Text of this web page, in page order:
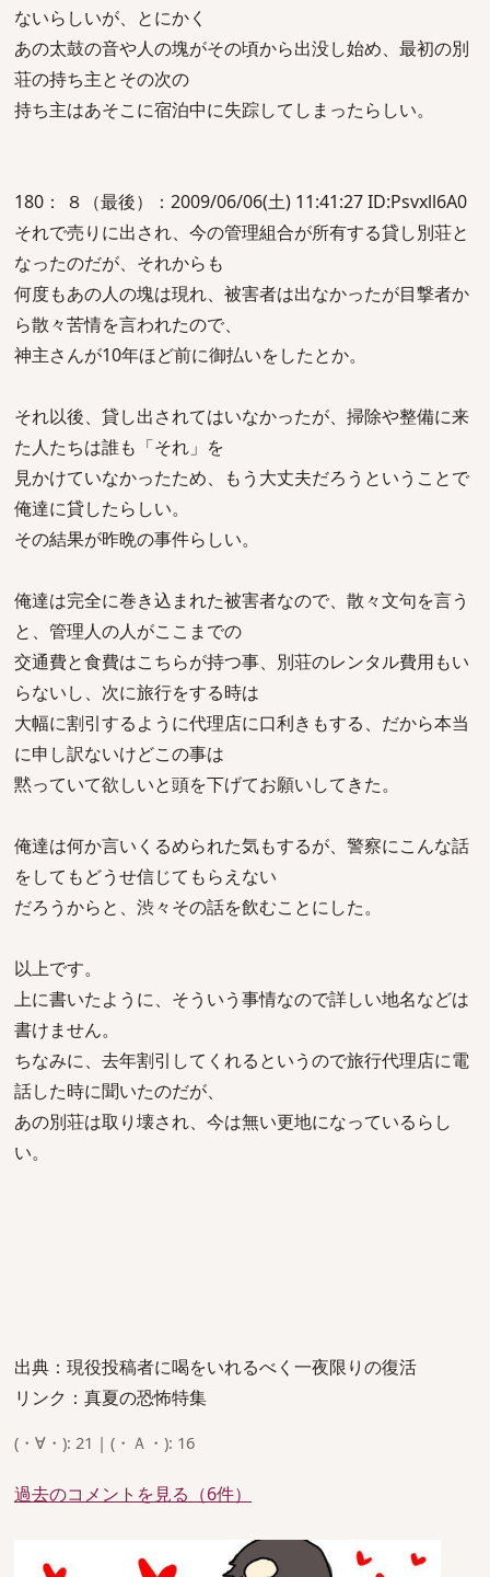
ないらしいが、とにかく
あの太鼓の音や人の塊がその頃から出没し始め、最初の別
荘の持ち主とその次の
持ち主はあそこに宿泊中に失踪してしまったらしい。
180： ８（最後）：2009/06/06(土) 11:41:27 ID:Psvxll6A0
それで売りに出され、今の管理組合が所有する貸し別荘と
なったのだが、それからも
何度もあの人の塊は現れ、被害者は出なかったが目撃者か
ら散々苦情を言われたので、
神主さんが10年ほど前に御払いをしたとか。
それ以後、貸し出されてはいなかったが、掃除や整備に来
た人たちは誰も「それ」を
見かけていなかったため、もう大丈夫だろうということで
俺達に貸したらしい。
その結果が昨晩の事件らしい。
俺達は完全に巻き込まれた被害者なので、散々文句を言う
と、管理人の人がここまでの
交通費と食費はこちらが持つ事、別荘のレンタル費用もい
らないし、次に旅行をする時は
大幅に割引するように代理店に口利きもする、だから本当
に申し訳ないけどこの事は
黙っていて欲しいと頭を下げてお願いしてきた。
俺達は何か言いくるめられた気もするが、警察にこんな話
をしてもどうせ信じてもらえない
だろうからと、渋々その話を飲むことにした。
以上です。
上に書いたように、そういう事情なので詳しい地名などは
書けません。
ちなみに、去年割引してくれるというので旅行代理店に電
話した時に聞いたのだが、
あの別荘は取り壊され、今は無い更地になっているらし
い。
出典：現役投稿者に喝をいれるべく一夜限りの復活
リンク：真夏の恐怖特集
(・∀・): 21 | (・Ａ・): 16
過去のコメントを見る（6件）